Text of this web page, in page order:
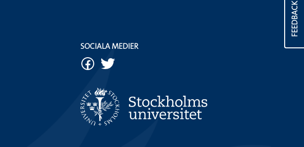
FEEDBACK
SOCIALA MEDIER